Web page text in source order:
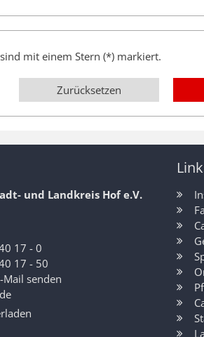
mit einem Stern (*) markiert.
Zurücksetzen
und Landkreis Hof e.V.
17 - 0
17 - 50
Mail senden